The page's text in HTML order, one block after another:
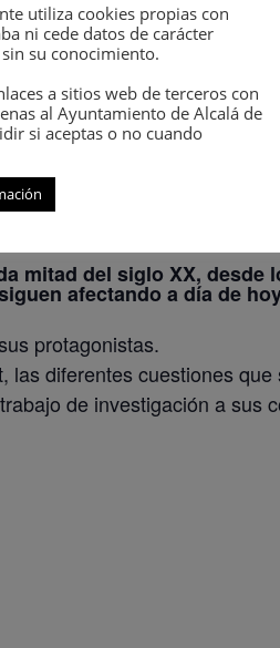
de junio.
II).
a la semana.
mitad del siglo XX, desde
afectando a día de
protagonistas.
diferentes cuestiones
de investigación a sus
utiliza cookies propias con
ni cede datos de carácter
su conocimiento.
a sitios web de terceros con
al Ayuntamiento de Alcalá de
si aceptas o no cuando